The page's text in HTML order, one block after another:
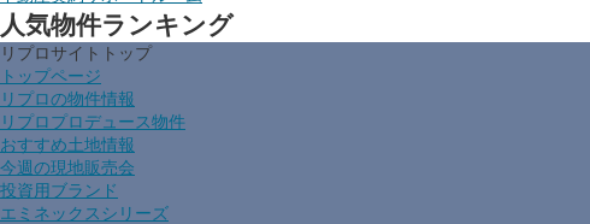
人気物件ランキング
リプロサイトトップ
トップページ
リプロの物件情報
リプロプロデュース物件
おすすめ土地情報
今週の現地販売会
投資用ブランド
エミネックスシリーズ